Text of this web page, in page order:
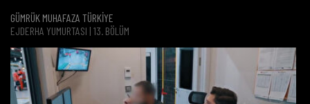
GÜMRÜK MUHAFAZA TÜRKİYE
EJDERHA YUMURTASI | 13. BÖLÜM